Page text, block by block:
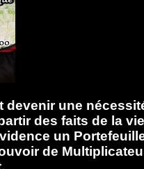
devenir une
des faits de la vie
un
de